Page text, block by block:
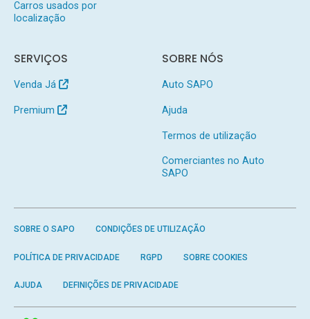
Carros usados por
localização
SERVIÇOS
Venda Já
Premium
SOBRE NÓS
Auto SAPO
Ajuda
Termos de utilização
Comerciantes no Auto
SAPO
SOBRE O SAPO CONDIÇÕES DE UTILIZAÇÃO
POLÍTICA DE PRIVACIDADE RGPD SOBRE COOKIES
AJUDA DEFINIÇÕES DE PRIVACIDADE